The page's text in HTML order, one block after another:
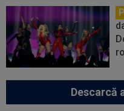
Descarcă